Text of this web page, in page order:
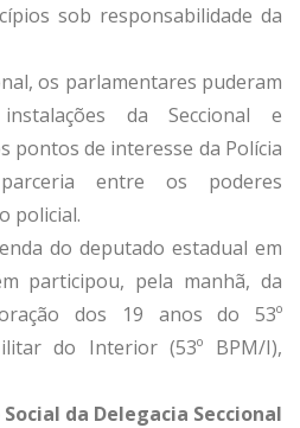
sob responsabilidade da
os parlamentares puderam
da Seccional e
pontos de interesse da Polícia
entre os poderes
policial.
do deputado estadual em
participou, pela manhã, da
dos 19 anos do 53º
do Interior (53º BPM/I),
da Delegacia Seccional